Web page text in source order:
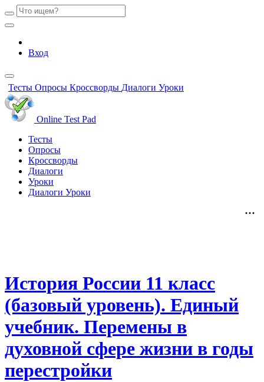
Вход
Тесты Опросы Кроссворды Диалоги Уроки
Online Test Pad
Тесты
Опросы
Кроссворды
Диалоги
Уроки
Диалоги Уроки
История России 11 класс
(базовый уровень). Единый
учебник. Перемены в
духовной сфере жизни в годы
перестройки